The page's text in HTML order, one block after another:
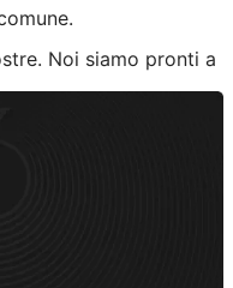
Noi siamo pronti a